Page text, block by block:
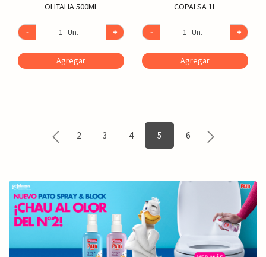
OLITALIA 500ML
- Un. +
Agregar
COPALSA 1L
- Un. +
Agregar
2 3 4 5 6